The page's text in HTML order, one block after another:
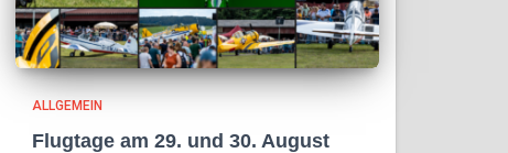
ALLGEMEIN
Flugtage am 29. und 30. August